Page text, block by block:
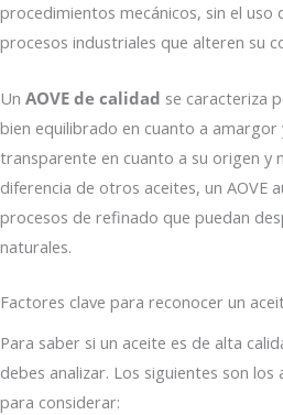
procedimientos mecánicos, sin el uso
procesos industriales que alteren su
Un AOVE de calidad se caracteriza
bien equilibrado en cuanto a
transparente en cuanto a su origen y
diferencia de otros aceites, un AOVE
procesos de refinado que puedan
naturales.
Factores clave para reconocer un
Para saber si un aceite es de alta
debes analizar. Los siguientes son
para considerar: